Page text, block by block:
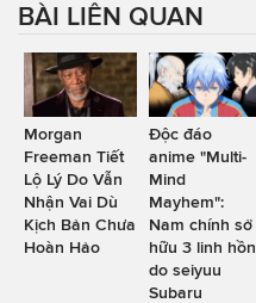
BÀI LIÊN QUAN
Morgan
Freeman Tiết
Lộ Lý Do Vẫn
Nhận Vai Dù
Kịch Bản Chưa
Hoàn Hảo
Độc đáo
anime "Multi-
Mind
Mayhem":
Nam chính sở
hữu 3 linh hồn
do seiyuu
Subaru